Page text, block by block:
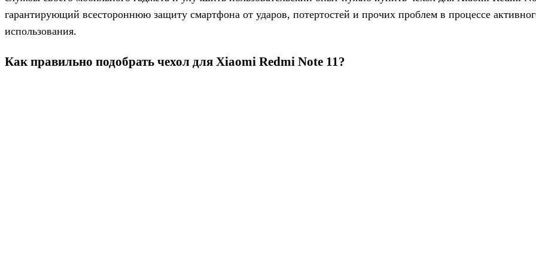
гарантирующий всестороннюю защиту смартфона от ударов, потертостей и прочих проблем в процессе
использования.
Как правильно подобрать чехол для Xiaomi Redmi Note 11?